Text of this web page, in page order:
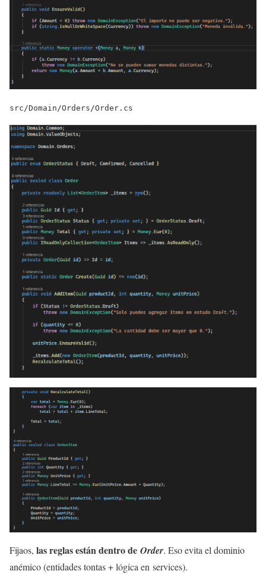
src/Domain/Orders/Order.cs
Fijaos, las reglas están dentro de Order. Eso evita el dominio
anémico (entidades tontas + lógica en services).